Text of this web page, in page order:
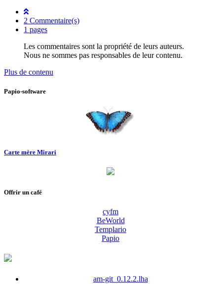
2 Commentaire(s)
1 pages
Les commentaires sont la propriété de leurs auteurs.
Nous ne sommes pas responsables de leur contenu.
Plus de contenu
Papio-software
Carte mère Mirari
Offrir un café
cyfm
BeWorld
Templario
Papio
am-git_0.12.2.lha